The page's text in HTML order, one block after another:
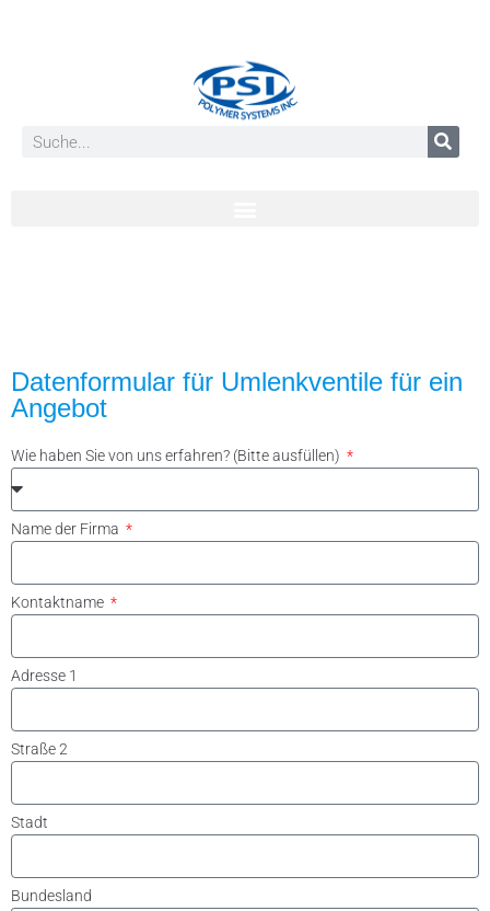
Datenformular für Umlenkventile für ein
Angebot
Wie haben Sie von uns erfahren? (Bitte ausfüllen)
Name der Firma
Kontaktname
Adresse 1
Straße 2
Stadt
Bundesland